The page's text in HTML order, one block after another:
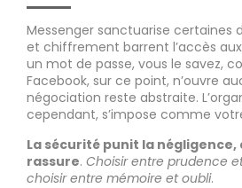
Messenger sanctuarise certaines
et chiffrement barrent l’accès
un mot de passe, vous le savez,
Facebook, sur ce point, n’ouvre
négociation reste abstraite.
cependant, s’impose comme
La sécurité punit la négligence,
rassure. Choisir entre prudence
choisir entre mémoire et oubli.